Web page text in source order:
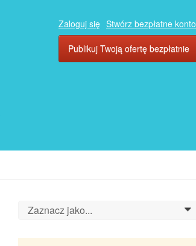
Zaloguj się Stwórz bezpłatne konto
Publikuj Twoją ofertę bezpłatnie
Zaznacz jako... 0